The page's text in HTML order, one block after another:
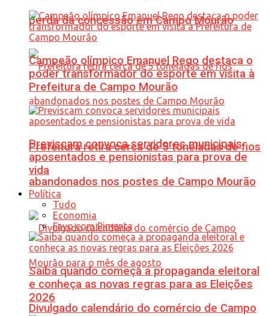
perda da concessão em Campo Mourão
Prefeitura retira cerca de 5 toneladas de fios
abandonados nos postes de Campo Mourão
Divulgado calendário do comércio de Campo
Campeão olímpico Emanuel Rego destaca o
poder transformador do esporte em visita à
Prefeitura de Campo Mourão
Previscam convoca servidores municipais
aposentados e pensionistas para prova de
vida
Política
Tudo
Economia
Favo com Pimenta
Saiba quando começa a propaganda eleitoral
e conheça as novas regras para as Eleições
2026